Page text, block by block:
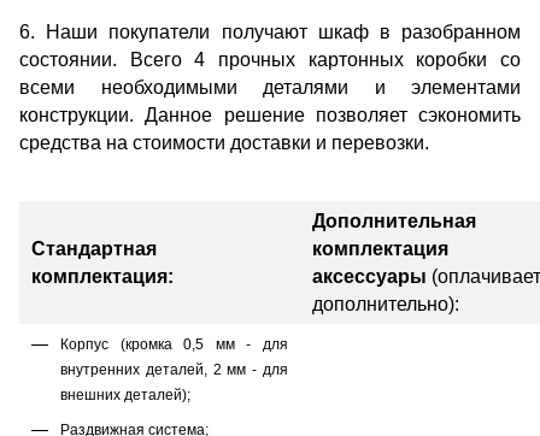
6. Наши покупатели получают шкаф в разобранном
состоянии. Всего 4 прочных картонных коробки со
всеми необходимыми деталями и элементами
конструкции. Данное решение позволяет сэкономить
средства на стоимости доставки и перевозки.
Стандартная
комплектация:
Дополнительная
комплектация
аксессуары
дополнительно):
Корпус (кромка 0,5 мм - для
внутренних деталей, 2 мм - для
внешних деталей);
Раздвижная система;